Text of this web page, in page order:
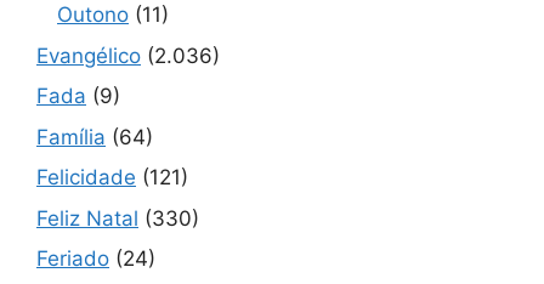
Outono (11)
Evangélico (2.036)
Fada (9)
Família (64)
Felicidade (121)
Feliz Natal (330)
Feriado (24)